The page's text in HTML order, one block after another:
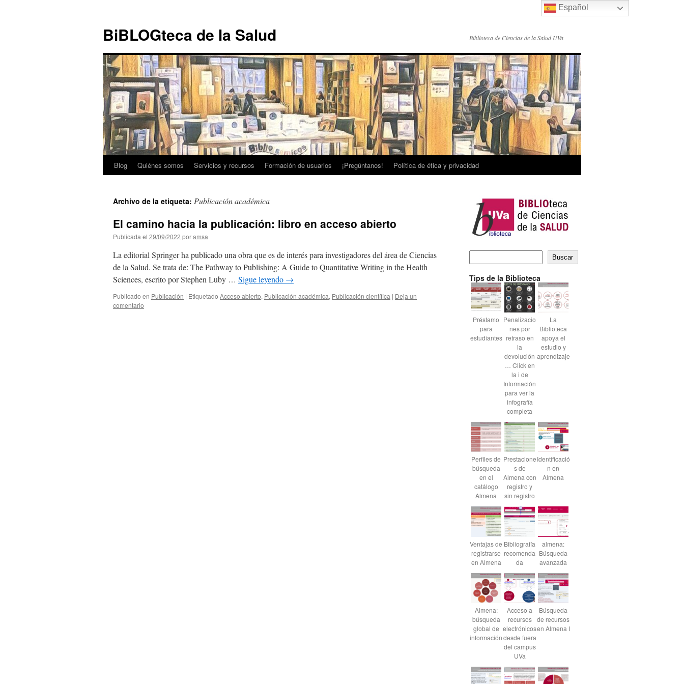
contenido
BiBLOGteca de la Salud Biblioteca de Ciencias de la Salud UVa
Blog Quiénes somos Servicios y recursos Formación de usuarios ¡Pregúntanos! Política de ética y privacidad
Archivo de la etiqueta: Publicación académica
El camino hacia la publicación: libro en acceso abierto
Publicada el 29/09/2022 poramsa
La editorial Springer ha publicado una obra que es de interés para investigadores del área de Ciencias
de la Salud. Se trata de: The Pathway to Publishing: A Guide to Quantitative Writing in the Health
Sciences, escrito por Stephen Luby … Sigue leyendo →
Publicado en Publicación | Etiquetado Acceso abierto, Publicación académica, Publicación científica | Deja un
comentario
Buscar
Tips de la Biblioteca
Préstamo
para
estudiantes
Penalizacio
nes por
retraso en
la
devolución
… Click en
la i de
Información
para ver la
infografía
completa
La
Biblioteca
apoya el
estudio y
aprendizaje
Perfiles de
búsqueda
en el
catálogo
Almena
Prestacione
s de
Almena con
registro y
sin registro
Identificació
n en
Almena
Ventajas de
registrarse
en Almena
Bibliografía
recomenda
da
almena:
Búsqueda
avanzada
Almena:
búsqueda
global de
información
Acceso a
recursos
electrónicos
desde fuera
del campus
UVa
Búsqueda
de recursos
en Almena I
Español